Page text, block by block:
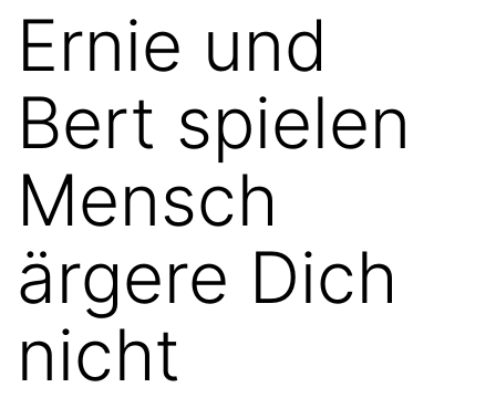
Ernie und
Bert spielen
Mensch
ärgere Dich
nicht